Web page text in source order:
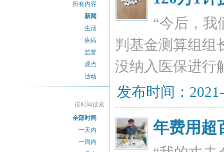
所有内容
新闻
生活
疾病
监督
观点
活动
按时间搜索
全部时间
一天内
一周内
“今后，我
判基金测算组组
没纳入医保进行
发布时间：
年费用超